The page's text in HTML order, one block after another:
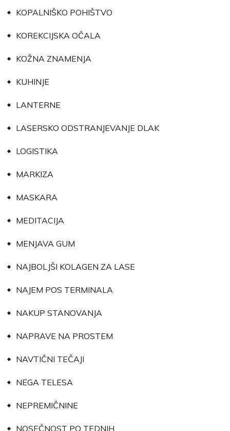
KOPALNIŠKO POHIŠTVO
KOREKCIJSKA OČALA
KOŽNA ZNAMENJA
KUHINJE
LANTERNE
LASERSKO ODSTRANJEVANJE DLAK
LOGISTIKA
MARKIZA
MASKARA
MEDITACIJA
MENJAVA GUM
NAJBOLJŠI KOLAGEN ZA LASE
NAJEM POS TERMINALA
NAKUP STANOVANJA
NAPRAVE NA PROSTEM
NAVTIČNI TEČAJI
NEGA TELESA
NEPREMIČNINE
NOSEČNOST PO TEDNIH